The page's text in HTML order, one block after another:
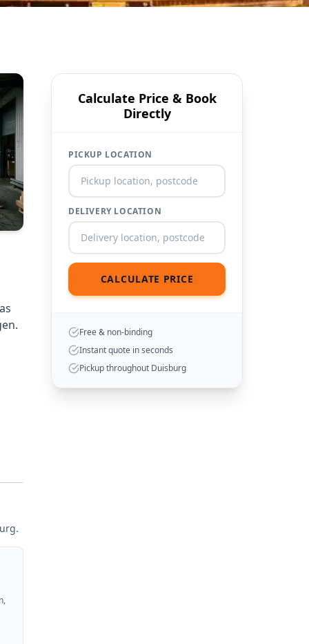
Calculate Price & Book
Directly
PICKUP LOCATION
DELIVERY LOCATION
CALCULATE PRICE
Free & non-binding
Instant quote in seconds
Pickup throughout Duisburg